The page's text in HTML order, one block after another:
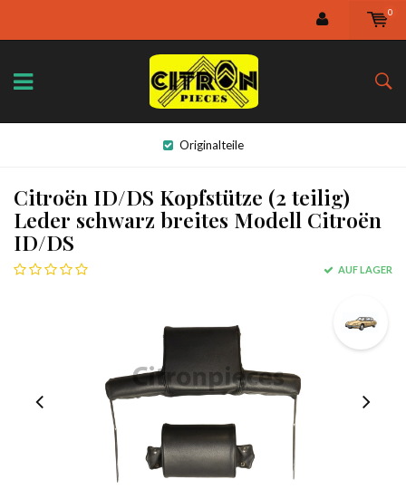
0
Originalteile
Citroën ID/DS Kopfstütze (2 teilig)
Leder schwarz breites Modell Citroën
ID/DS
AUF LAGER